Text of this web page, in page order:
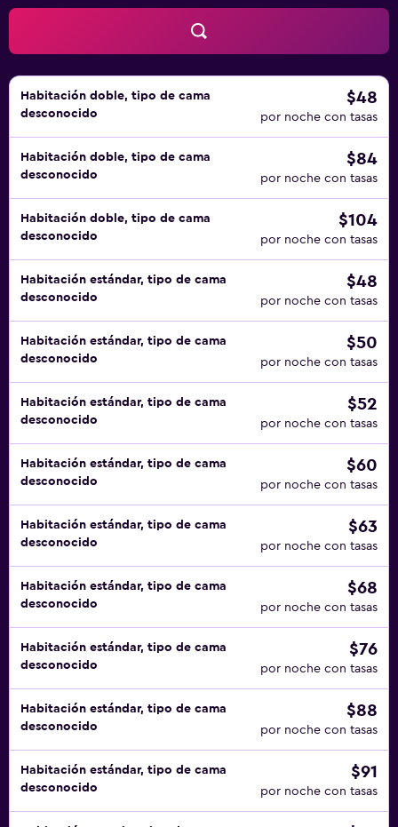
Habitación doble, tipo de cama
desconocido
$48
por noche con tasas
Habitación doble, tipo de cama
desconocido
$84
por noche con tasas
Habitación doble, tipo de cama
desconocido
$104
por noche con tasas
Habitación estándar, tipo de cama
desconocido
$48
por noche con tasas
Habitación estándar, tipo de cama
desconocido
$50
por noche con tasas
Habitación estándar, tipo de cama
desconocido
$52
por noche con tasas
Habitación estándar, tipo de cama
desconocido
$60
por noche con tasas
Habitación estándar, tipo de cama
desconocido
$63
por noche con tasas
Habitación estándar, tipo de cama
desconocido
$68
por noche con tasas
Habitación estándar, tipo de cama
desconocido
$76
por noche con tasas
Habitación estándar, tipo de cama
desconocido
$88
por noche con tasas
Habitación estándar, tipo de cama
desconocido
$91
por noche con tasas